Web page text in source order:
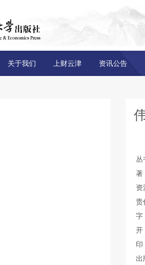
关于我们 上财云津 资讯公告
丛
著
资
责
出